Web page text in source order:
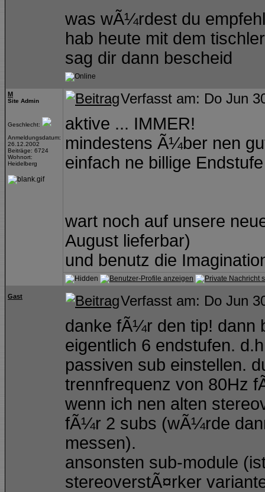
was wÃ¼rdest du
hab heute mit dem
sag dir dann bescheid
M
Site Admin
Geschlecht:
Anmeldungsdatum:
26.12.2002
Beiträge: 6724
Wohnort:
Heidelberg
Verfasst am: Do Jun
aktive ... IMMER!
mindestens Ã¼ber nen
einfach ne billige
wart noch auf unsere
August lieferbar)
und benutz die
Gast Verfasst am: Do Jun
danke fÃ¼r den tip! dann
eigentlich 6 endstufen.
passiven sub einstellen.
trennfrequenz von 80Hz
wenn ich nen alten
fÃ¼r 2 subs (wÃ¼rde
messen).
ansonsten sub-module
stereoverstÃ¤rker